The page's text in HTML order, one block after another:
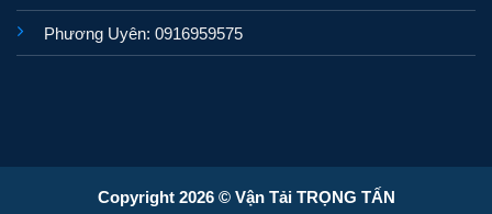
Phương Uyên: 0916959575
Copyright 2026 © Vận Tải TRỌNG TẤN